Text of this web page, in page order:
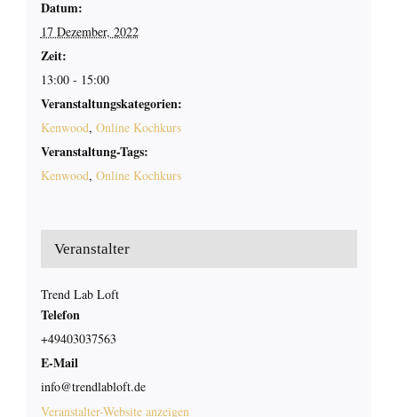
Datum:
17 Dezember, 2022
Zeit:
13:00 - 15:00
Veranstaltungskategorien:
Kenwood, Online Kochkurs
Veranstaltung-Tags:
Kenwood, Online Kochkurs
Veranstalter
Trend Lab Loft
Telefon
+49403037563
E-Mail
info@trendlabloft.de
Veranstalter-Website anzeigen